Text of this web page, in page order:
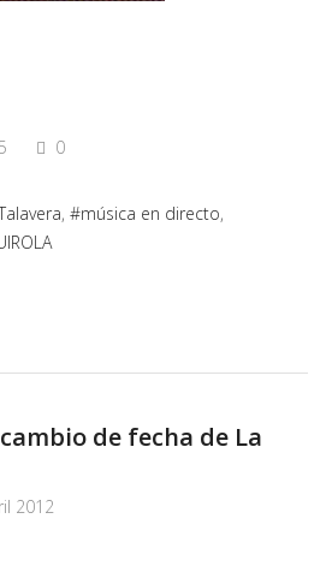
0
música en directo
de fecha de La
2012